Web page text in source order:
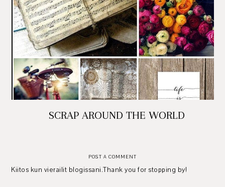
SCRAP AROUND THE WORLD
POST A COMMENT
Kiitos kun vierailit blogissani.Thank you for stopping by!